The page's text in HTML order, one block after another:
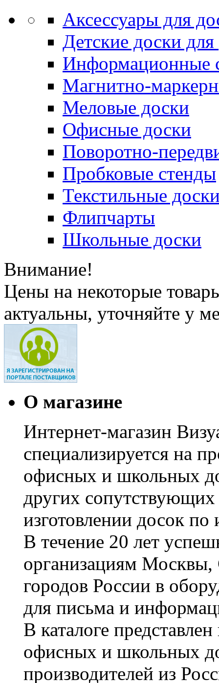
Аксессуары для
Детские доски
Информационные
Магнитно-
Меловые доски
Офисные доски
Поворотно-
Пробковые стенды
Текстильные
Флипчарты
Школьные доски
Внимание!
Цены на некоторые
актуальны, уточняйте у
О магазине
Интернет-магазин
специализируется на
офисных и школьных
других сопутствующих
изготовлении досок по
В течение 20 лет
организациям Москвы,
городов России в
для письма и
В каталоге
офисных и школьных
производителей из